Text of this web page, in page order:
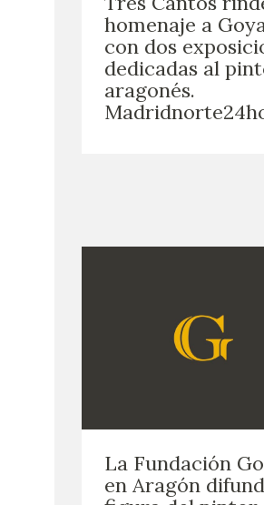
homenaje a
con dos
dedicadas al
aragonés.
La Fundación
en Aragón